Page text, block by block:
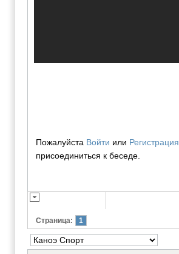
Пожалуйста Войти или Регистрация
присоединиться к беседе.
Страница: 1